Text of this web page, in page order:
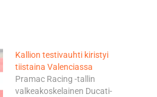
Kallion testivauhti kiristyi
tiistaina Valenciassa
Pramac Racing -tallin
valkeakoskelainen Ducati-